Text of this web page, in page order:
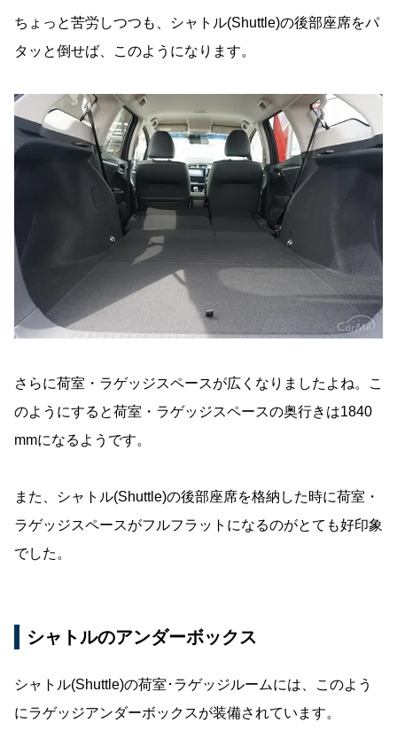
ちょっと苦労しつつも、シャトル(Shuttle)の後部座席をパ
タッと倒せば、このようになります。
さらに荷室・ラゲッジスペースが広くなりましたよね。こ
のようにすると荷室・ラゲッジスペースの奥行きは1840
mmになるようです。
また、シャトル(Shuttle)の後部座席を格納した時に荷室・
ラゲッジスペースがフルフラットになるのがとても好印象
でした。
シャトルのアンダーボックス
シャトル(Shuttle)の荷室･ラゲッジルームには、このよう
にラゲッジアンダーボックスが装備されています。